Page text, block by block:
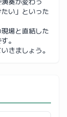
い」といった
場と直結した
。
きましょう。